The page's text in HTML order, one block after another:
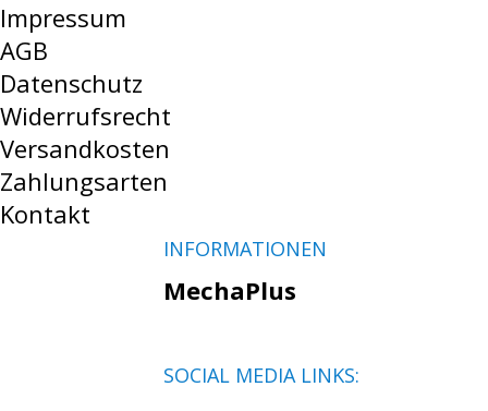
Impressum
AGB
Datenschutz
Widerrufsrecht
Versandkosten
Zahlungsarten
Kontakt
INFORMATIONEN
MechaPlus
SOCIAL MEDIA LINKS: